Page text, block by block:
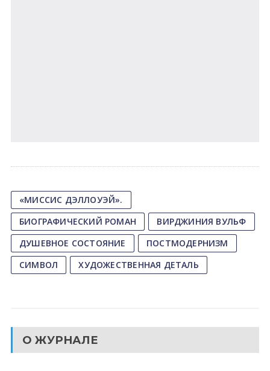
«МИССИС ДЭЛЛОУЭЙ».
БИОГРАФИЧЕСКИЙ РОМАН
ВИРДЖИНИЯ ВУЛЬФ
ДУШЕВНОЕ СОСТОЯНИЕ
ПОСТМОДЕРНИЗМ
СИМВОЛ
ХУДОЖЕСТВЕННАЯ ДЕТАЛЬ
О ЖУРНАЛЕ